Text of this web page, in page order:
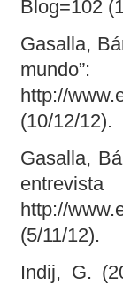
Blog=102
Gasalla,
http://
(10/12/12).
Gasalla,
http://
(5/11/12).
Indij, G.